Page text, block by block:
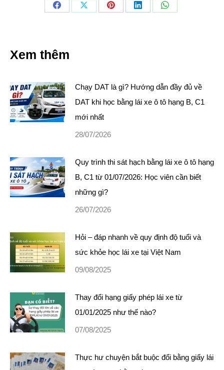
Share
Share
Share
Share
Share
Xem thêm
Chạy DAT là gì? Hướng dẫn đầy đủ về
DAT khi học bằng lái xe ô tô hạng B, C1
mới nhất
28/07/2026
Quy trình thi sát hạch bằng lái xe ô tô hạng
B, C1 từ 01/07/2026: Học viên cần biết
những gì?
26/07/2026
Hỏi – đáp nhanh về quy định độ tuổi và
sức khỏe học lái xe tại Việt Nam
09/08/2025
Thay đổi hạng giấy phép lái xe từ
01/01/2025 như thế nào?
07/08/2025
Thực hư chuyện bắt buộc đổi bằng giấy lái